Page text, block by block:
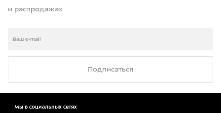
и распродажах
Подписаться
Мы в социальных сетях